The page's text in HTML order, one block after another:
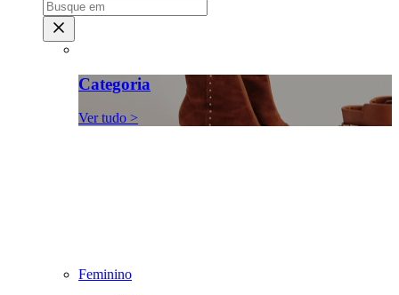
Categoria
Ver tudo >
Feminino